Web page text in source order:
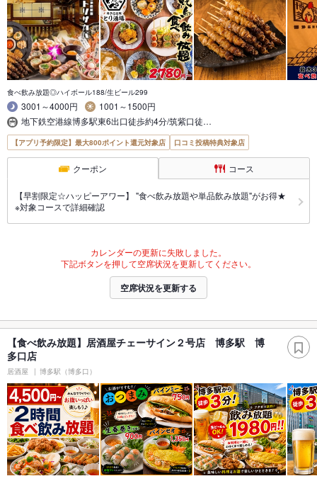
食べ飲み放題◎ハイボール188/生ビール299
3001～4000円
1001～1500円
地下鉄空港線博多駅東6出口徒歩約4分/筑紫口徒…
【アプリ予約限定】最大800ポイント還元対象店 口コミ投稿特典対象店
クーポン コース
【早割限定☆ハッピーアワー】 "食べ飲み放題や単品飲み放題"がお得★
※対象コースで詳細確認
カレンダーの更新に失敗しました。
下記ボタンを押して空席状況を更新してください。
空席状況を更新する
【食べ飲み放題】居酒屋チェーサイン２号店 博多駅 博
多口店
居酒屋 博多駅（博多口）